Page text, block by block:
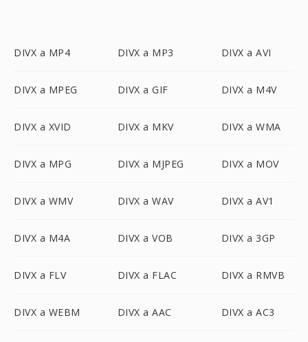
DIVX a MP4 DIVX a MP3 DIVX a AVI
DIVX a MPEG DIVX a GIF DIVX a M4V
DIVX a XVID DIVX a MKV DIVX a WMA
DIVX a MPG DIVX a MJPEG DIVX a MOV
DIVX a WMV DIVX a WAV DIVX a AV1
DIVX a M4A DIVX a VOB DIVX a 3GP
DIVX a FLV DIVX a FLAC DIVX a RMVB
DIVX a WEBM DIVX a AAC DIVX a AC3